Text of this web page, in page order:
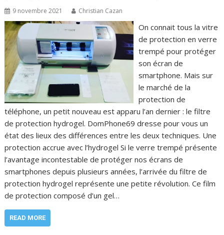
9 novembre 2021 Christian Cazan
On connait tous la vitre
de protection en verre
trempé pour protéger
son écran de
smartphone. Mais sur
le marché de la
protection de
téléphone, un petit nouveau est apparu l’an dernier : le filtre
de protection hydrogel. DomPhone69 dresse pour vous un
état des lieux des différences entre les deux techniques. Une
protection accrue avec l’hydrogel Si le verre trempé présente
l’avantage incontestable de protéger nos écrans de
smartphones depuis plusieurs années, l’arrivée du filtre de
protection hydrogel représente une petite révolution. Ce film
de protection composé d’un gel…
READ MORE